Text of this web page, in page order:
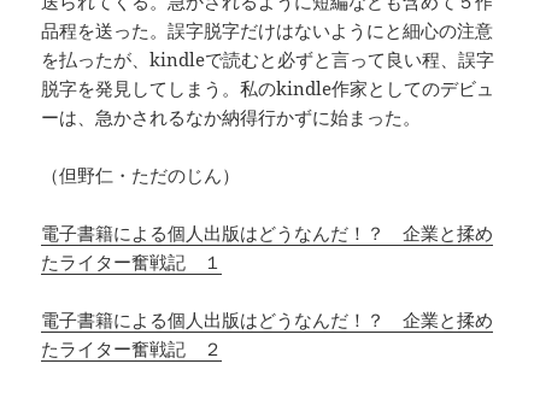
品程を送った。誤字脱字だけはないようにと細心の注意
を払ったが、kindleで読むと必ずと言って良い程、誤字
脱字を発見してしまう。私のkindle作家としてのデビュ
ーは、急かされるなか納得行かずに始まった。
（但野仁・ただのじん）
電子書籍による個人出版はどうなんだ！？ 企業と揉め
たライター奮戦記 １
電子書籍による個人出版はどうなんだ！？ 企業と揉め
たライター奮戦記 ２